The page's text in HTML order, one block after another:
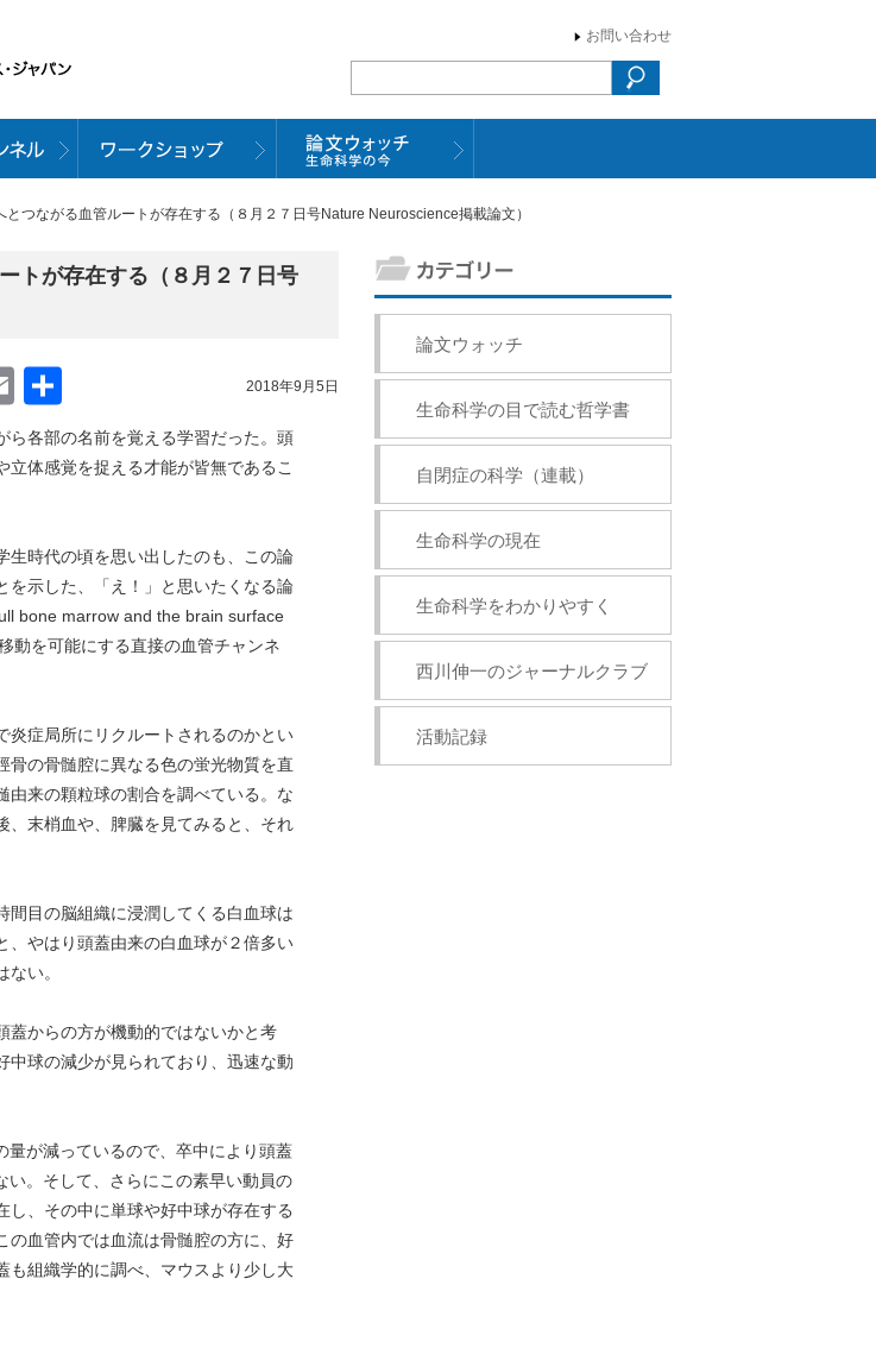
お問い合わせ
つながる血管ルートが存在する（８月２７日号Nature Neuroscience掲載論文）
トが存在する（８月２７日号
2018年9月5日
Email
有
ら各部の名前を覚える学習だった。頭
体感覚を捉える才能が皆無であるこ
生時代の頃を思い出したのも、この論
を示した、「え！」と思いたくなる論
bone marrow and the brain surface
動を可能にする直接の血管チャンネ
炎症局所にリクルートされるのかとい
骨の骨髄腔に異なる色の蛍光物質を直
由来の顆粒球の割合を調べている。な
、末梢血や、脾臓を見てみると、それ
間目の脳組織に浸潤してくる白血球は
、やはり頭蓋由来の白血球が２倍多い
い。
蓋からの方が機動的ではないかと考
中球の減少が見られており、迅速な動
量が減っているので、卒中により頭蓋
い。そして、さらにこの素早い動員の
し、その中に単球や好中球が存在する
の血管内では血流は骨髄腔の方に、好
も組織学的に調べ、マウスより少し大
論文ウォッチ
生命科学の目で読む哲学書
自閉症の科学（連載）
生命科学の現在
生命科学をわかりやすく
西川伸一のジャーナルクラブ
活動記録